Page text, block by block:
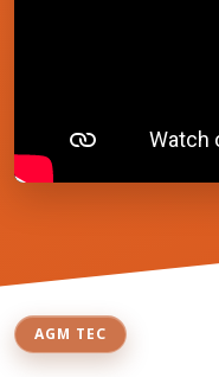
AGM TEC